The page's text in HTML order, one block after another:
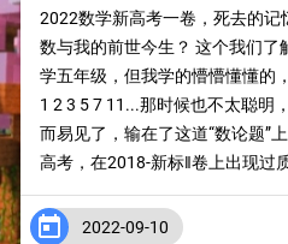
2022数学新高考一卷，死去的记
数与我的前世今生？ 这个我们了
学五年级，但我学的懵懵懂懂的
1 2 3 5 7 11...那时候也不太聪明
而易见了，输在了这道“数论题”
高考，在2018-新标‖卷上出现过
 2022-09-10